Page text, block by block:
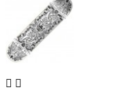
 